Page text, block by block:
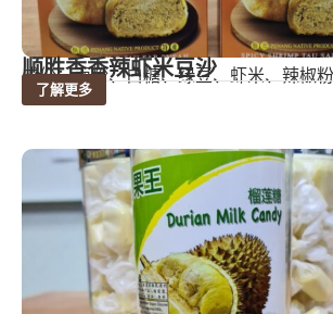
顺胜香香辣虾米豆沙
成份：面粉、白糖、绿豆、虾米、辣椒
了解更多